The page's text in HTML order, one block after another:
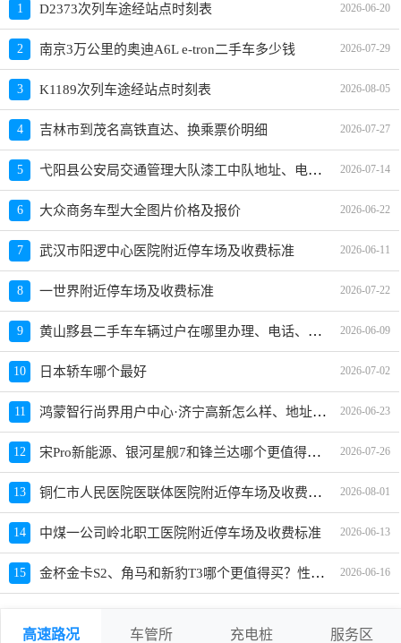
1 D2373次列车途经站点时刻表 2026-06-20
2 南京3万公里的奥迪A6L e-tron二手车多少钱 2026-07-29
3 K1189次列车途经站点时刻表 2026-08-05
4 吉林市到茂名高铁直达、换乘票价明细 2026-07-27
5 弋阳县公安局交通管理大队漆工中队地址、电话、上班时间、能处理违章吗 2026-07-14
6 大众商务车型大全图片价格及报价 2026-06-22
7 武汉市阳逻中心医院附近停车场及收费标准 2026-06-11
8 一世界附近停车场及收费标准 2026-07-22
9 黄山黟县二手车车辆过户在哪里办理、电话、上班时间 2026-06-09
10 日本轿车哪个最好 2026-07-02
11 鸿蒙智行尚界用户中心·济宁高新怎么样、地址、电话、上班时间查询 2026-06-23
12 宋Pro新能源、银河星舰7和锋兰达哪个更值得买？性价比、配置对比 2026-07-26
13 铜仁市人民医院医联体医院附近停车场及收费标准 2026-08-01
14 中煤一公司岭北职工医院附近停车场及收费标准 2026-06-13
15 金杯金卡S2、角马和新豹T3哪个更值得买？性价比、配置对比 2026-06-16
高速路况 车管所 充电桩 服务区